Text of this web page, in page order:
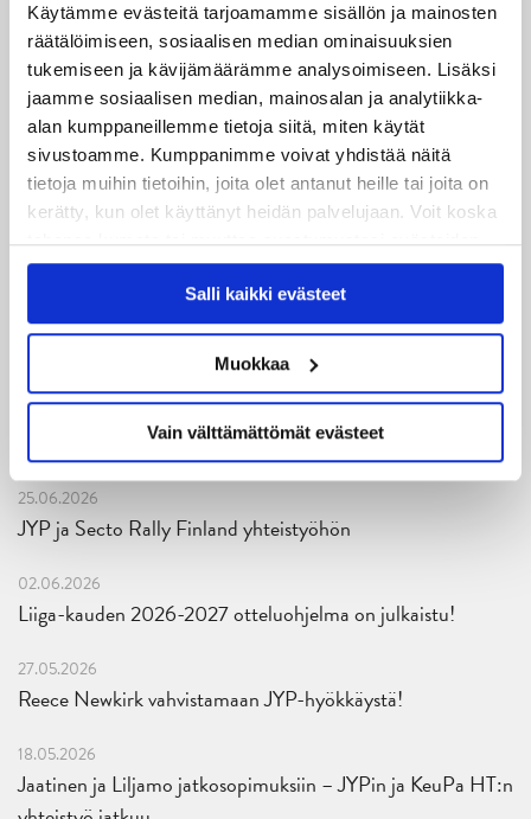
Käytämme evästeitä tarjoamamme sisällön ja mainosten
räätälöimiseen, sosiaalisen median ominaisuuksien
tukemiseen ja kävijämäärämme analysoimiseen. Lisäksi
jaamme sosiaalisen median, mainosalan ja analytiikka-
alan kumppaneillemme tietoja siitä, miten käytät
sivustoamme. Kumppanimme voivat yhdistää näitä
tietoja muihin tietoihin, joita olet antanut heille tai joita on
kerätty, kun olet käyttänyt heidän palvelujaan. Voit koska
tahansa kumota tai muuttaa suostumustasi evästeiden
käytöstäEvästeet-sivultamme.
Salli kaikki evästeet
Muokkaa
Vain välttämättömät evästeet
06.08.2026
JYPin kausi käyntiin Tampere Cupista!
05.08.2026
JYPin kapteenisto Liiga-kauteen 2026–2027 on nimetty
04.08.2026
Joukkueen yhteisharjoitukset ovat alkaneet – ensimmäinen
mittari luvassa jo heti viikonloppuna Tampere Cupissa!
JYPin harjoitusottelut tulevalle 2026-2027 kaudelle on
27.07.2026
Ruotsalaishyökkääjä Arvid Costmar JYPiin
25.06.2026
JYP ja Secto Rally Finland yhteistyöhön
02.06.2026
Liiga-kauden 2026-2027 otteluohjelma on julkaistu!
27.05.2026
Reece Newkirk vahvistamaan JYP-hyökkäystä!
18.05.2026
Jaatinen ja Liljamo jatkosopimuksiin – JYPin ja KeuPa HT:n